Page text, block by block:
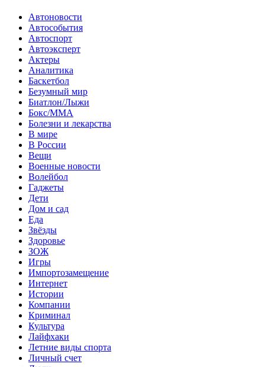
Автоновости
Автособытия
Автоспорт
Автоэксперт
Актеры
Аналитика
Баскетбол
Безумный мир
Биатлон/Лыжи
Бокс/MMA
Болезни и лекарства
В мире
В России
Вещи
Военные новости
Волейбол
Гаджеты
Дети
Дом и сад
Еда
Звёзды
Здоровье
ЗОЖ
Игры
Импортозамещение
Интернет
Истории
Компании
Криминал
Культура
Лайфхаки
Летние виды спорта
Личный счет